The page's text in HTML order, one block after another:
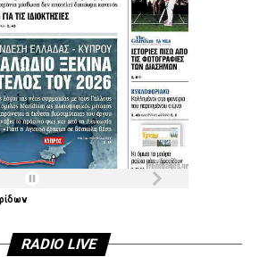
Μητρόπολη έφτασε ο πρώην
πρόεδρος του ΠΑΣΟΚ, Ευάγγελος
Αθηναίων, Χάρης Δούκας αλλά και
Δημοκρατίας Προκόπης
RADIO LIVE